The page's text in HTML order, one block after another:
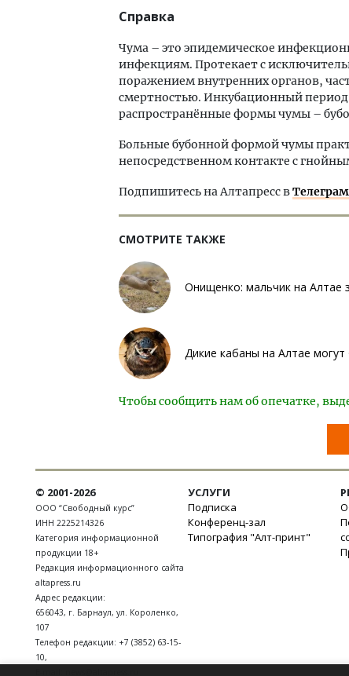
Справка
Чума – это эпидемическое
инфекциям. Протекает с
поражением внутренних органов,
смертностью. Инкубационный период
распространённые формы чумы –
Больные бубонной формой чумы
непосредственном контакте с
Подпишитесь на Алтапресс в
СМОТРИТЕ ТАКЖЕ
Онищенко: мальчик на Алтае
Дикие кабаны на Алтае
Чтобы сообщить нам об опечатке,
© 2001-2026
ООО “Свободный курс”
ИНН 2225214326
Категория информационной
продукции 18+
Редакция информационного сайта
altapress.ru
Адрес редакции:
656043, г. Барнаул, ул. Короленко,
107
Телефон редакции: +7 (3852) 63-15-
10,
УСЛУГИ
Подписка
Конференц-зал
Типография "Алт-принт"